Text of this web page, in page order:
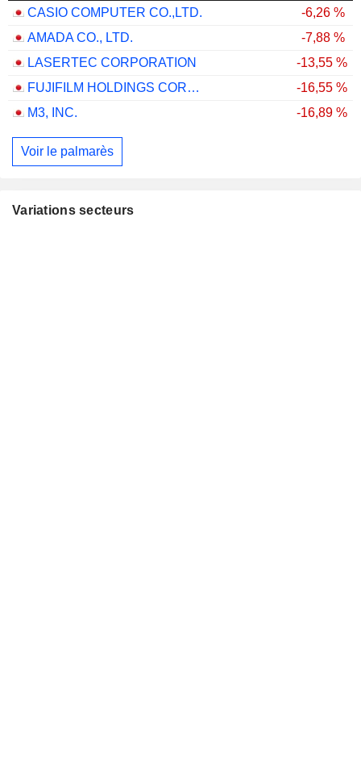
CASIO COMPUTER CO.,LTD.
-6,26 %
AMADA CO., LTD.
-7,88 %
LASERTEC CORPORATION
-13,55 %
FUJIFILM HOLDINGS CORPORATION
-16,55 %
M3, INC.
-16,89 %
Voir le palmarès
Variations secteurs